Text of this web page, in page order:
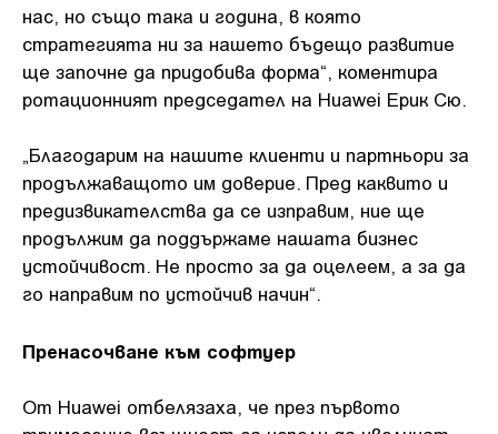
нас, но също така и година, в която
стратегията ни за нашето бъдещо развитие
ще започне да придобива форма“, коментира
ротационният председател на Huawei Ерик Сю.
„Благодарим на нашите клиенти и партньори за
продължаващото им доверие. Пред каквито и
предизвикателства да се изправим, ние ще
продължим да поддържаме нашата бизнес
устойчивост. Не просто за да оцелеем, а за да
го направим по устойчив начин“.
Пренасочване към софтуер
От Huawei отбелязаха, че през първото